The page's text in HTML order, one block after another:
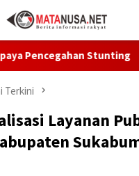
Stunting CV
Terkini
Layanan